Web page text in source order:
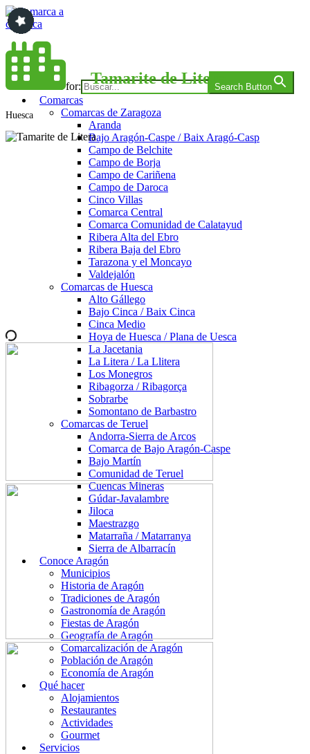
Saltar
al
contenido
Comarca a comarca
Search for: Search Button
Comarcas
Comarcas de Zaragoza
Aranda
Bajo Aragón-Caspe / Baix Aragó-Casp
Campo de Belchite
Campo de Borja
Campo de Cariñena
Campo de Daroca
Cinco Villas
Comarca Central
Comarca Comunidad de Calatayud
Ribera Alta del Ebro
Ribera Baja del Ebro
Tarazona y el Moncayo
Valdejalón
Comarcas de Huesca
Alto Gállego
Bajo Cinca / Baix Cinca
Cinca Medio
Hoya de Huesca / Plana de Uesca
La Jacetania
La Litera / La Llitera
Los Monegros
Ribagorza / Ribagorça
Sobrarbe
Somontano de Barbastro
Comarcas de Teruel
Andorra-Sierra de Arcos
Comarca de Bajo Aragón-Caspe
Bajo Martín
Comunidad de Teruel
Cuencas Mineras
Gúdar-Javalambre
Jiloca
Maestrazgo
Matarraña / Matarranya
Sierra de Albarracín
Conoce Aragón
Municipios
Historia de Aragón
Tradiciones de Aragón
Gastronomía de Aragón
Fiestas de Aragón
Geografía de Aragón
Comarcalización de Aragón
Población de Aragón
Economía de Aragón
Qué hacer
Alojamientos
Restaurantes
Actividades
Gourmet
Servicios
Tamarite de Litera
Huesca